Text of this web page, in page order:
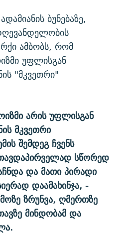
ბუნებაზე,
ამბობს, რომ
უფლისგან
"მკვეთრი"
არის უფლისგან
მკვეთრი
შემდეგ ჩვენს
სწორედ
და მათი პირადი
დაამახინჯა, -
ზრუნვა, ღმერთზე
მინდობამ და